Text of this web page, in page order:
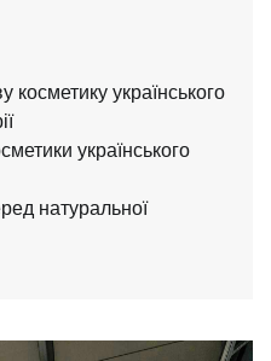
косметику українського
українського
натуральної